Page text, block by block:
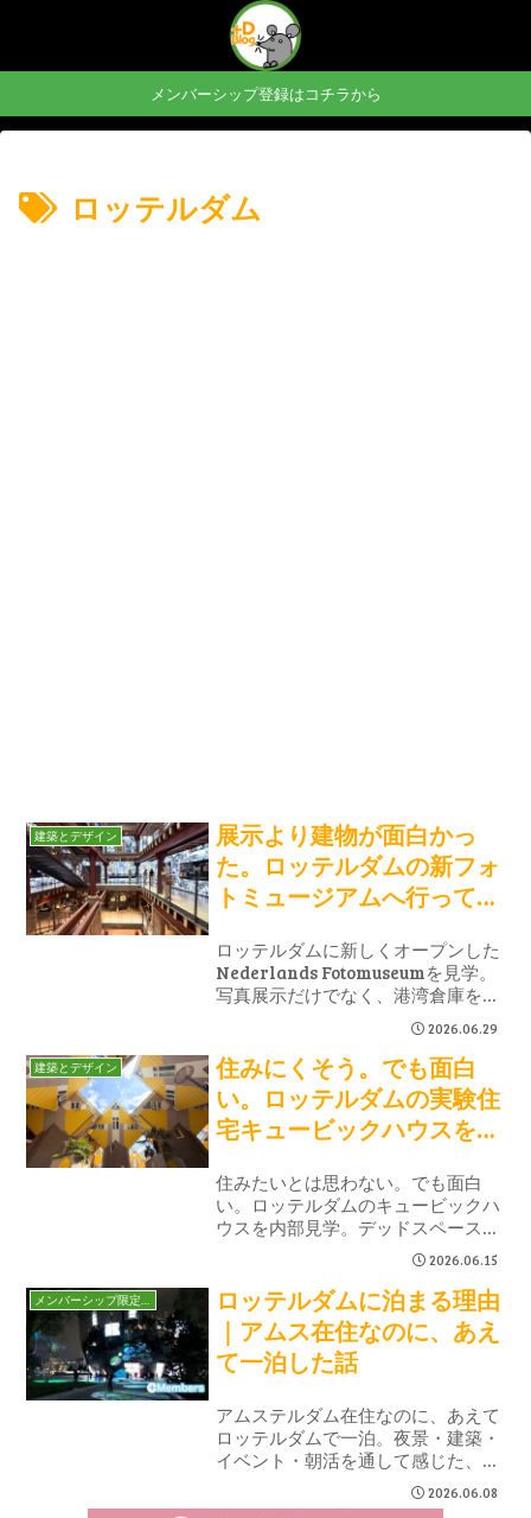
メンバーシップ登録はコチラから
ロッテルダム
建築とデザイン
展示より建物が面白かっ
た。ロッテルダムの新フォ
トミュージアムへ行ってき
ロッテルダムに新しくオープンした
Nederlands Fotomuseumを見学。
写真展示だけでなく、港湾倉庫をリ
ノベーションした建築空間も魅力で
した。吹き抜けや収蔵庫、倉庫時代
の面影が残る展示室など、実際に訪
れた感想を紹介します
2026.06.29
建築とデザイン
住みにくそう。でも面白
い。ロッテルダムの実験住
宅キュービックハウスを見
住みたいとは思わない。でも面白
い。ロッテルダムのキュービックハ
ウスを内部見学。デッドスペースだ
らけの実験住宅から見えた、オラン
ダ建築の挑戦精神とロッテルダム建
築文化の原点を紹介します。
2026.06.15
メンバーシップ限定ブログ
ロッテルダムに泊まる理由
｜アムス在住なのに、あえ
て一泊した話
アムステルダム在住なのに、あえて
ロッテルダムで一泊。夜景・建築・
イベント・朝活を通して感じた、日
帰りとは違うロッテルダムの魅力を
まとめました。
2026.06.08